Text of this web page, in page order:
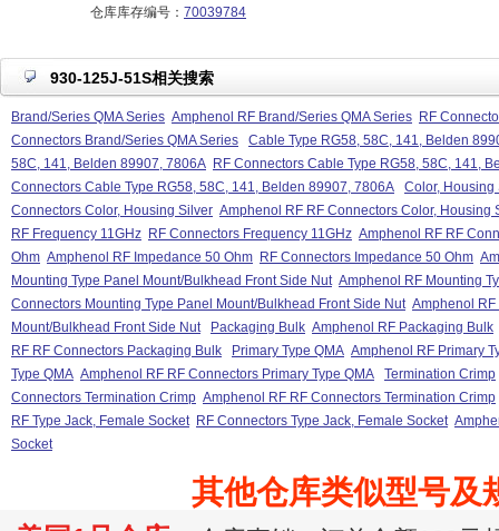
仓库库存编号： 70039784
930-125J-51S相关搜索
Brand/Series QMA Series Amphenol RF Brand/Series QMA Series RF
Connectors Brand/Series QMA Series
Cable Type RG58, 58C, 141, Belden
58C, 141, Belden 89907, 7806A RF Connectors Cable Type RG58, 58C, 141,
Connectors Cable Type RG58, 58C, 141, Belden 89907, 7806A
Color, Housing
Connectors Color, Housing Silver Amphenol RF RF Connectors Color, Housing
RF Frequency 11GHz RF Connectors Frequency 11GHz Amphenol RF RF
Ohm Amphenol RF Impedance 50 Ohm RF Connectors Impedance 50 Ohm
Mounting Type Panel Mount/Bulkhead Front Side Nut Amphenol RF Mounting
Connectors Mounting Type Panel Mount/Bulkhead Front Side Nut Amphenol
Mount/Bulkhead Front Side Nut
Packaging Bulk Amphenol RF Packaging Bulk
RF RF Connectors Packaging Bulk
Primary Type QMA Amphenol RF Primary
Type QMA Amphenol RF RF Connectors Primary Type QMA
Termination Crimp
Connectors Termination Crimp Amphenol RF RF Connectors Termination Crimp
RF Type Jack, Female Socket RF Connectors Type Jack, Female Socket
Socket
其他仓库类似型号及